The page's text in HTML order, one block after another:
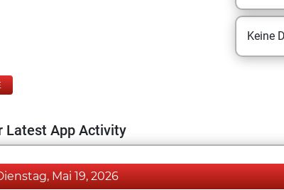
Keine
Latest App Activity
Mai 19, 2026